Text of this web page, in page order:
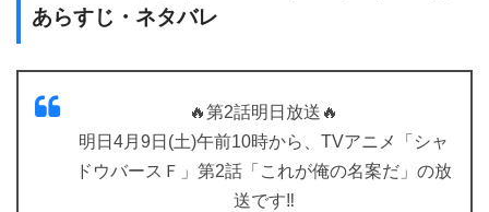
あらすじ・ネタバレ
🔥第2話明日放送🔥
明日4月9日(土)午前10時から、TVアニメ「シャ
ドウバースＦ」第2話「これが俺の名案だ」の放
送です‼️